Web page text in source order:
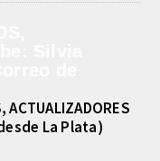
ACTUALIZADORES
La Plata)